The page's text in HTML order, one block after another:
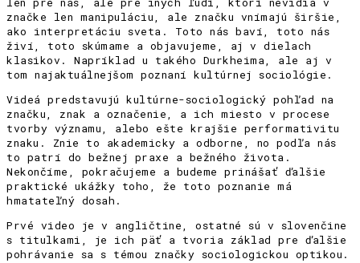
značke len manipuláciu, ale značku vnímajú širšie,
ako interpretáciu sveta. Toto nás baví, toto nás
živí, toto skúmame a objavujeme, aj v dielach
klasikov. Napríklad u takého Durkheima, ale aj v
tom najaktuálnejšom poznaní kultúrnej sociológie.
Videá predstavujú kultúrne-sociologický pohľad na
značku, znak a označenie, a ich miesto v procese
tvorby významu, alebo ešte krajšie performativitu
znaku. Znie to akademicky a odborne, no podľa nás
to patrí do bežnej praxe a bežného života.
Nekončíme, pokračujeme a budeme prinášať ďalšie
praktické ukážky toho, že toto poznanie má
hmatateľný dosah.
Prvé video je v angličtine, ostatné sú v slovenčine
s titulkami, je ich päť a tvoria základ pre ďalšie
pohrávanie sa s témou značky sociologickou optikou.